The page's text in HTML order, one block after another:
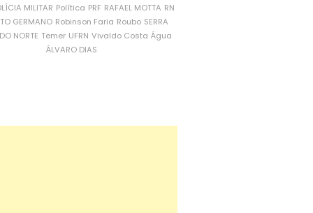
MILITAR Política PRF RAFAEL MOTTA RN
GERMANO Robinson Faria Roubo SERRA
NORTE Temer UFRN Vivaldo Costa Água
ÁLVARO DIAS